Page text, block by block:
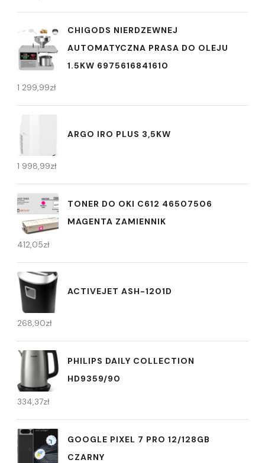
CHIGODS NIERDZEWNEJ
AUTOMATYCZNA PRASA DO OLEJU
1.5KW 6975616841610
1 299,99zł
ARGO IRO PLUS 3,5KW
1 998,99zł
TONER DO OKI C612 46507506
MAGENTA ZAMIENNIK
412,05zł
ACTIVEJET ASH-1201D
268,90zł
PHILIPS DAILY COLLECTION
HD9359/90
334,37zł
GOOGLE PIXEL 7 PRO 12/128GB
CZARNY